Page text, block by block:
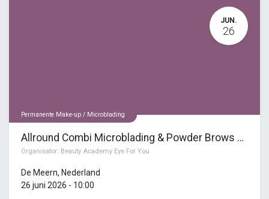
JUN.
26
Permanente Make-up / Microblading
Allround Combi Microblading & Powder Brows en 3 Masterclasses
Organisator: Beauty Academy Eye For You
De Meern, Nederland
26 juni 2026 - 10:00